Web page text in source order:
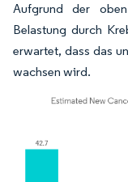
Aufgrund der
Belastung durch
erwartet, dass das
wachsen wird.